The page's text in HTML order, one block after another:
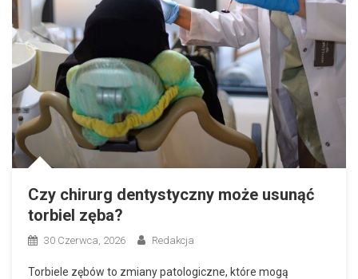
Czy chirurg dentystyczny może usunąć
torbiel zęba?
30 Czerwca, 2026 Redakcja
Torbiele zębów to zmiany patologiczne, które mogą